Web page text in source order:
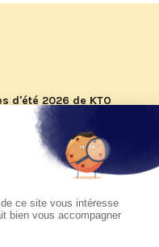
d'été 2026 de KTO
du pape Léon